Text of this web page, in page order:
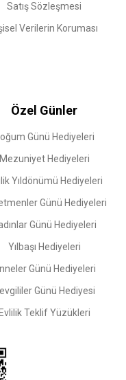
Satış Sözleşmesi
Verilerin Koruması
Özel Günler
Günü Hediyeleri
Mezuniyet Hediyeleri
Yıldönümü Hediyeleri
Günü Hediyeleri
Günü Hediyeleri
Yılbaşı Hediyeleri
Günü Hediyeleri
Günü Hediyesi
Evlilik Teklif Yüzükleri